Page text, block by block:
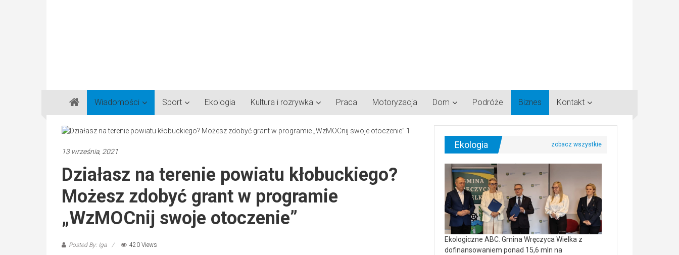
Gazeta
Regionalna
Częstochowa,
Lubliniec,
Wiadomości Sport Ekologia Kultura i rozrywka Praca Motoryzacja Dom Podróże Biznes Kontakt
13 września, 2021
Działasz na terenie powiatu kłobuckiego?
Możesz zdobyć grant w programie
„WzMOCnij swoje otoczenie”
Posted By: Iga 420 Views
Ekologia
Ekologiczne ABC. Gmina Wręczyca Wielka z
dofinansowaniem ponad 15,6 mln na